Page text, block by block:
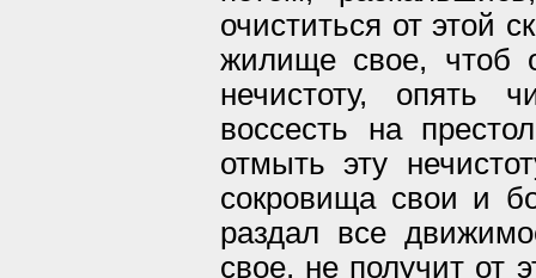
очиститься от этой
жилище свое, чтоб
нечистоту, опять
воссесть на
отмыть эту
сокровища свои и
раздал все
свое, не получит от